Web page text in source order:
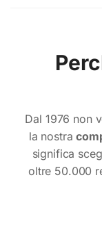
Dal 1976 non
la nostra
significa
oltre 50.000